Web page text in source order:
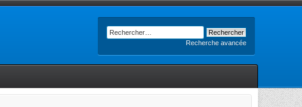
Recherche avancée